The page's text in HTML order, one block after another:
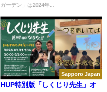
ガーデン」は2024年...
Sapporo Japan
HUP特別版「しくじり先生」オ